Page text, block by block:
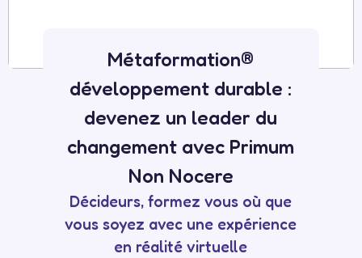
Métaformation®
développement durable :
devenez un leader du
changement avec Primum
Non Nocere
Décideurs, formez vous où que
vous soyez avec une expérience
en réalité virtuelle